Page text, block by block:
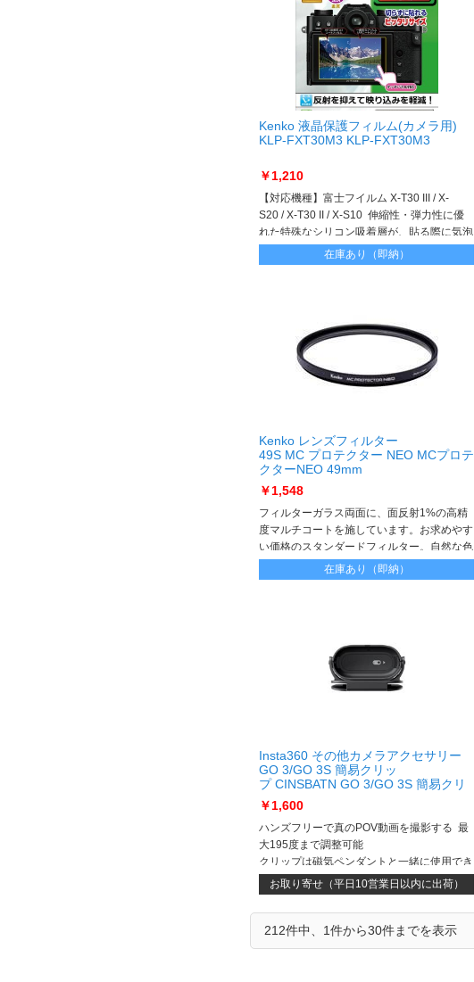
Kenko 液晶保護フィルム(カメラ用)
KLP-FXT30M3 KLP-FXT30M3
￥1,210
【対応機種】富士フイルム X-T30 III / X-
S20 / X-T30 II / X-S10 伸縮性・弾力性に優
れた特殊なシリコン吸着層が、貼る際に気泡
を入りにくくし、残った気泡も時間と共に分
散され見えなくなります
在庫あり（即納）
Kenko レンズフィルター
49S MC プロテクター NEO MCプロテ
クターNEO 49mm
￥1,548
フィルターガラス両面に、面反射1%の高精
度マルチコートを施しています。お求めやす
い価格のスタンダードフィルター。自然な色
再現を実現した、高透過率の両面マルチコー
トフィルターです。
在庫あり（即納）
Insta360 その他カメラアクセサリー
GO 3/GO 3S 簡易クリッ
プ CINSBATN GO 3/GO 3S 簡易クリ
ップ CINSBATN
￥1,600
ハンズフリーで真のPOV動画を撮影する 最
大195度まで調整可能
クリップは磁気ペンダントと一緒に使用でき
るようになりました
お取り寄せ（平日10営業日以内に出荷）
212件中、1件から30件までを表示